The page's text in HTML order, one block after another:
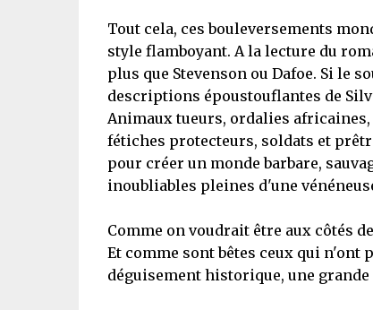
Tout cela, ces bouleversements
style flamboyant. A la lecture du
plus que Stevenson ou Dafoe. Si le
descriptions époustouflantes de
Animaux tueurs, ordalies
fétiches protecteurs, soldats et
pour créer un monde barbare,
inoubliables pleines d'une
Comme on voudrait être aux côtés
Et comme sont bêtes ceux qui n'ont
déguisement historique, une grande